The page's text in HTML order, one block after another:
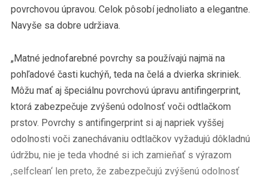
povrchovou úpravou. Celok pôsobí jednoliato a elegantne.
Navyše sa dobre udržiava.
„Matné jednofarebné povrchy sa používajú najmä na
pohľadové časti kuchýň, teda na čelá a dvierka skriniek.
Môžu mať aj špeciálnu povrchovú úpravu antifingerprint,
ktorá zabezpečuje zvýšenú odolnosť voči odtlačkom
prstov. Povrchy s antifingerprint si aj napriek vyššej
odolnosti voči zanechávaniu odtlačkov vyžadujú dôkladnú
údržbu, nie je teda vhodné si ich zamieňať s výrazom
,selfclean‘ len preto, že zabezpečujú zvýšenú odolnosť